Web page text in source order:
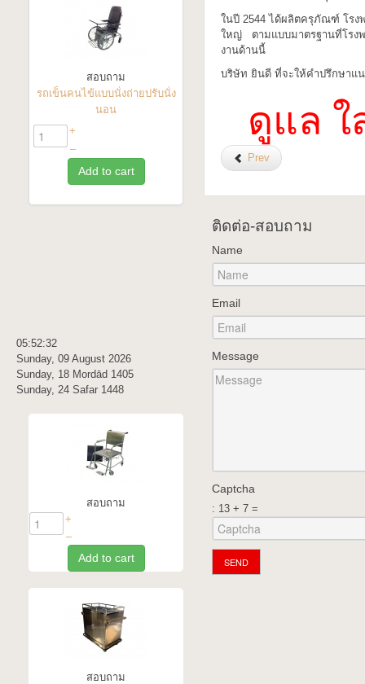
สอบถาม
รถเข็นคนไข้แบบนั่งถ่ายปรับนั่ง
นอน
+
–
Add to cart
05:52:33
Sunday, 09 August 2026
Sunday, 18 Mordād 1405
Sunday, 24 Safar 1448
สอบถาม
+
–
Add to cart
สอบถาม
ในปี 2544 ได้ผลิตครุภัณฑ์ โรง
ใหญ่ ตามแบบมาตรฐานที่โรง
งานด้านนี้
บริษัท ยินดี ที่จะให้คำปรึกษาแ
ดูแล ใ
Prev
ติดต่อ-สอบถาม
Name
Email
Message
Captcha
: 13 + 7 =
SEND